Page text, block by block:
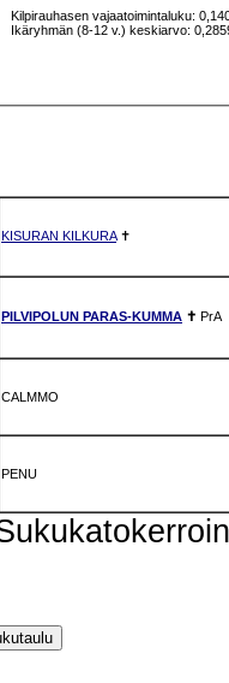
Kilpirauhasen vajaatoimintaluku:
Ikäryhmän (8-12 v.) keskiarvo:
KISURAN KILKURA✝
PILVIPOLUN PARAS-KUMMA ✝ PrA
CALMMO
PENU